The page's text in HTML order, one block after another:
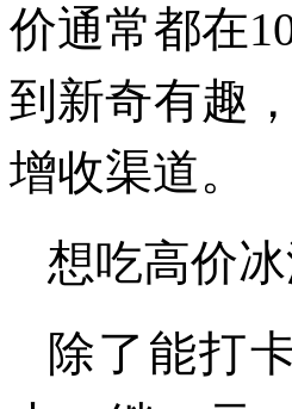
价通常都在
到新奇有趣
增收渠道。
想吃高价
除了能打